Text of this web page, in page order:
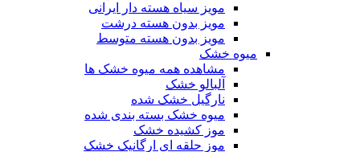
مویز سیاه هسته دار ایرانی
مویز بدون هسته درشت
مویز بدون هسته متوسط
میوه خشک
مشاهده همه میوه خشک ها
آلبالو خشک
نارگیل خشک شده
میوه خشک بسته بندی شده
موز کشیده خشک
موز حلقه ای ارگانیک خشک